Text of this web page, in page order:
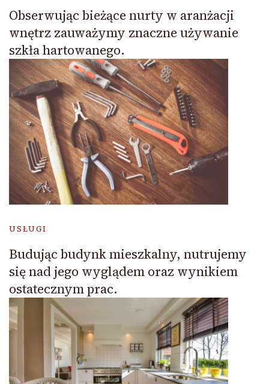
Obserwując bieżące nurty w aranżacji
wnętrz zauważymy znaczne używanie
szkła hartowanego.
USŁUGI
Budując budynk mieszkalny, nutrujemy
się nad jego wyglądem oraz wynikiem
ostatecznym prac.